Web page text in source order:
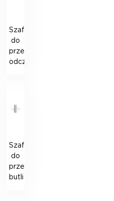
Szafka
do
przechowywania
odczynników
Szafka
do
przechowywania
butli